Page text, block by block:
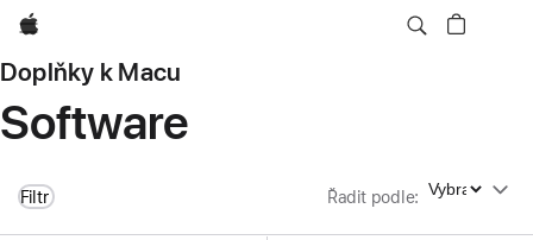
Apple
Doplňky k Macu
Software
Filtr Řadit podle: Řadit podle